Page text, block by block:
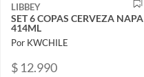
LIBBEY
SET 6 COPAS CERVEZA NAPA
414ML
Por KWCHILE
$ 12.990